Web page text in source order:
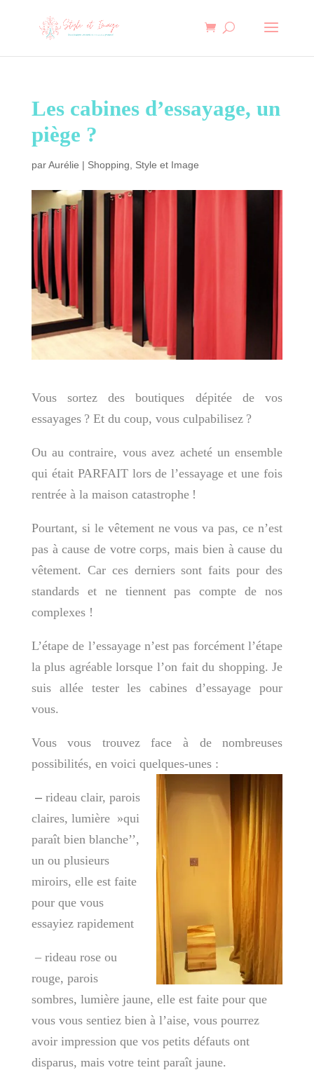
Les cabines d’essayage, un
piège ?
parAurélie | Shopping Style et Image
Vous sortez des boutiques dépitée de vos
essayages ? Et du coup, vous culpabilisez ?
Ou au contraire, vous avez acheté un ensemble
qui était PARFAIT lors de l’essayage et une fois
rentrée à la maison catastrophe !
Pourtant, si le vêtement ne vous va pas, ce n’est
pas à cause de votre corps, mais bien à cause du
vêtement. Car ces derniers sont faits pour des
standards et ne tiennent pas compte de nos
complexes !
L’étape de l’essayage n’est pas forcément l’étape
la plus agréable lorsque l’on fait du shopping. Je
suis allée tester les cabines d’essayage pour
vous.
Vous vous trouvez face à de nombreuses
possibilités, en voici quelques-unes :
– rideau clair, parois
claires, lumière »qui
paraît bien blanche’’,
un ou plusieurs
miroirs, elle est faite
pour que vous
essayiez rapidement
– rideau rose ou
rouge, parois
sombres, lumière jaune, elle est faite pour que
vous vous sentiez bien à l’aise, vous pourrez
avoir impression que vos petits défauts ont
disparus, mais votre teint paraît jaune.